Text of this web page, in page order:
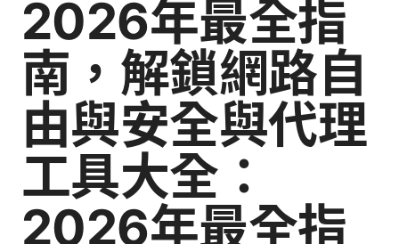
2026年最全指
南，解鎖網路自
由與安全與代理
工具大全：
2026年最全指